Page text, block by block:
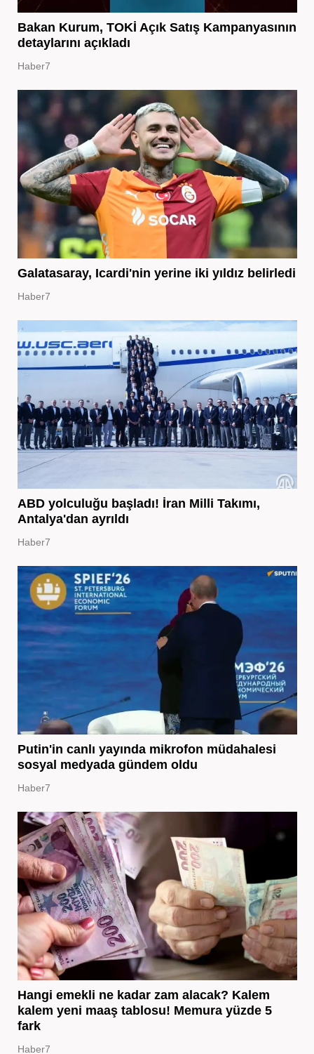
Bakan Kurum, TOKİ Açık Satış Kampanyasının
detaylarını açıkladı
Haber7
Galatasaray, Icardi'nin yerine iki yıldız belirledi
Haber7
ABD yolculuğu başladı! İran Milli Takımı,
Antalya'dan ayrıldı
Haber7
Putin'in canlı yayında mikrofon müdahalesi
sosyal medyada gündem oldu
Haber7
Hangi emekli ne kadar zam alacak? Kalem
kalem yeni maaş tablosu! Memura yüzde 5
fark
Haber7